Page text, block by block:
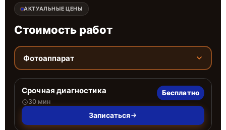
АКТУАЛЬНЫЕ ЦЕНЫ
Стоимость работ
Фотоаппарат
Срочная диагностика
30 мин
Бесплатно
Записаться